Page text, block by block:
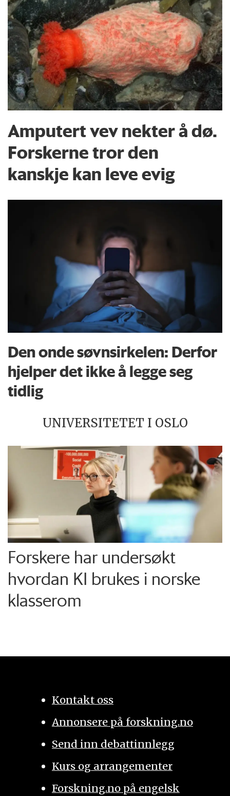
Amputert vev nekter å dø.
Forskerne tror den
kanskje kan leve evig
Den onde søvnsirkelen: Derfor
hjelper det ikke å legge seg
tidlig
UNIVERSITETET I OSLO
Forskere har undersøkt
hvordan KI brukes i norske
klasserom
Kontakt oss
Annonsere på forskning.no
Send inn debattinnlegg
Kurs og arrangementer
Forskning.no på engelsk